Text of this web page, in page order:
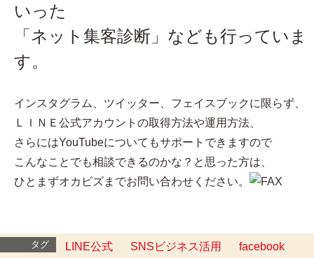
いった
「ネット集客診断」なども行っていま
す。
インスタグラム、ツイッター、フェイスブックに限らず、
ＬＩＮＥ公式アカウントの取得方法や運用方法、
さらにはYouTubeについてもサポートできますので
こんなことでも相談できるのかな？と思った方は、
ひとまずオカビズまでお問い合わせください。
タグ LINE公式 SNSビジネス活用
facebook